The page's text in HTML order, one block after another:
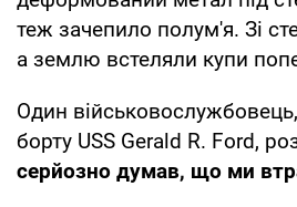
теж зачепило полум'я. Зі
а землю встеляли купи
Один
борту USS Gerald R. Ford,
серйозно думав, що ми